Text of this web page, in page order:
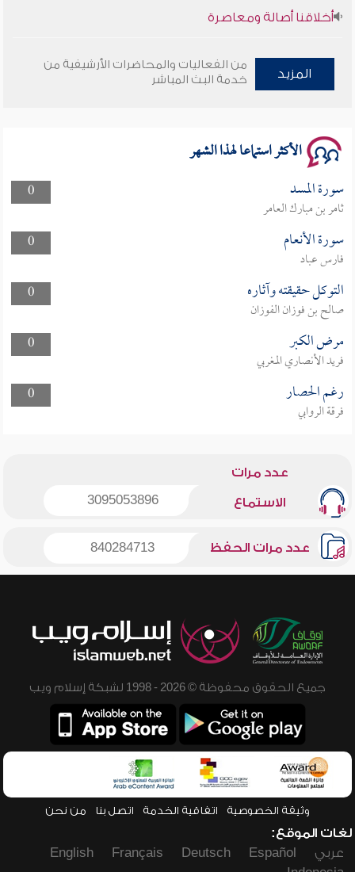
أخلاقنا أصالة ومعاصرة
سلسلة محاضرات نفحات رمضانية 1444هـ
المزيد
من الفعاليات والمحاضرات الأرشيفية من
خدمة البث المباشر
الأكثر استماعا لهذا الشهر
0 سورة المسد
ثامر بن مبارك العامر
0
سورة الأنعام
فارس عباد
0
التوكل حقيقته وآثاره
صالح بن فوزان الفوزان
0
مرض الكبر
فريد الأنصاري المغربي
0
رغم الحصار
فرقة الروابي
عدد مرات
الاستماع 3095053896
عدد مرات الحفظ 840284713
جميع الحقوق محفوظة © 2026 - 1998 لشبكة إسلام ويب
وثيقة الخصوصية اتفاقية الخدمة اتصل بنا من نحن
لغات الموقع:
عربي
Español
Deutsch
Français
English